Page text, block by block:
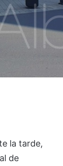
la tarde,
de